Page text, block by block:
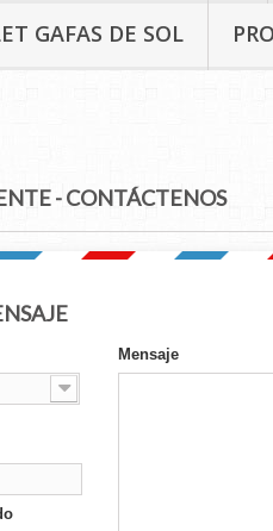
GAFAS DE SOL
- CONTÁCTENOS
Mensaje